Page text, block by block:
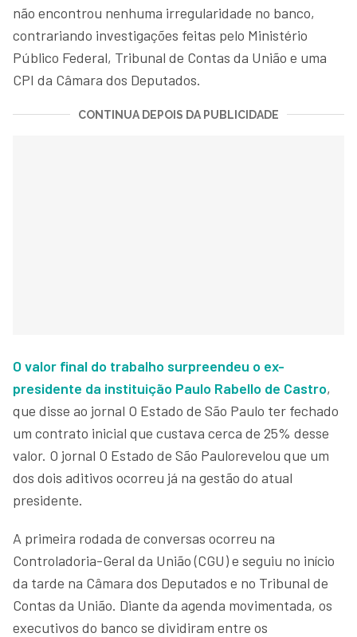
não encontrou nenhuma irregularidade no banco,
contrariando investigações feitas pelo Ministério
Público Federal, Tribunal de Contas da União e uma
CPI da Câmara dos Deputados.
CONTINUA DEPOIS DA PUBLICIDADE
O valor final do trabalho surpreendeu o ex-
presidente da instituição Paulo Rabello de Castro,
que disse ao jornal O Estado de São Paulo ter fechado
um contrato inicial que custava cerca de 25% desse
valor. O jornal O Estado de São Paulorevelou que um
dos dois aditivos ocorreu já na gestão do atual
presidente.
A primeira rodada de conversas ocorreu na
Controladoria-Geral da União (CGU) e seguiu no início
da tarde na Câmara dos Deputados e no Tribunal de
Contas da União. Diante da agenda movimentada, os
executivos do banco se dividiram entre os